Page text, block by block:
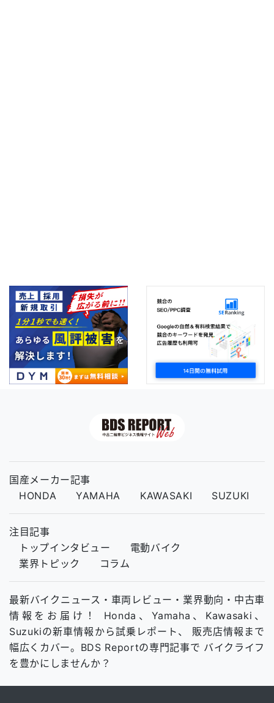
国産メーカー記事
HONDA
YAMAHA KAWASAKI SUZUKI
注目記事
トップインタビュー
電動バイク
業界トピック
コラム
最新バイクニュース・車両レビュー・業界動向・中古車
情報をお届け！ Honda、Yamaha、Kawasaki、
Suzukiの新車情報から試乗レポート、 販売店情報まで
幅広くカバー。BDS Reportの専門記事で バイクライフ
を豊かにしませんか？